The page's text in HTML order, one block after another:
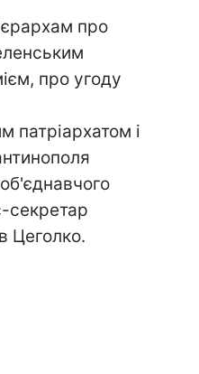
про
про угоду
патріархатом і
секретар
Цеголко.